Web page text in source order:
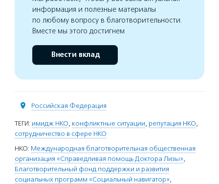
информация и полезные материалы
по любому вопросу в благотворительности.
Вместе мы этого достигнем
Внести вклад
Российская Федерация
ТЕГИ: имидж НКО, конфликтные ситуации, репутация НКО,
сотрудничество в сфере НКО
НКО: Международная благотворительная общественная
организация «Справедливая помощь Доктора Лизы»,
Благотворительный фонд поддержки и развития
социальных программ «Социальный навигатор»,